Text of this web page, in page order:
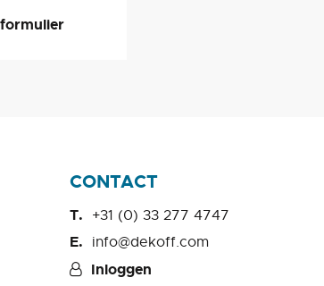
CONTACT
+31 (0) 33 277 4747
info@dekoff.com
Inloggen